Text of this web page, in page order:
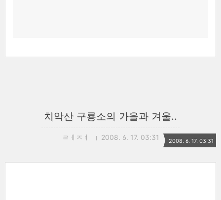
치악산 구룡소의 가을과 겨울..
ㄹㅔㅈㅕ 2008. 6. 17. 03:31 2008. 6. 17. 03:31